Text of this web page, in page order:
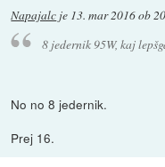
Napajalc je 13. mar 2016 ob
8 jedernik 95W, kaj
No no 8 jedernik.
Prej 16.